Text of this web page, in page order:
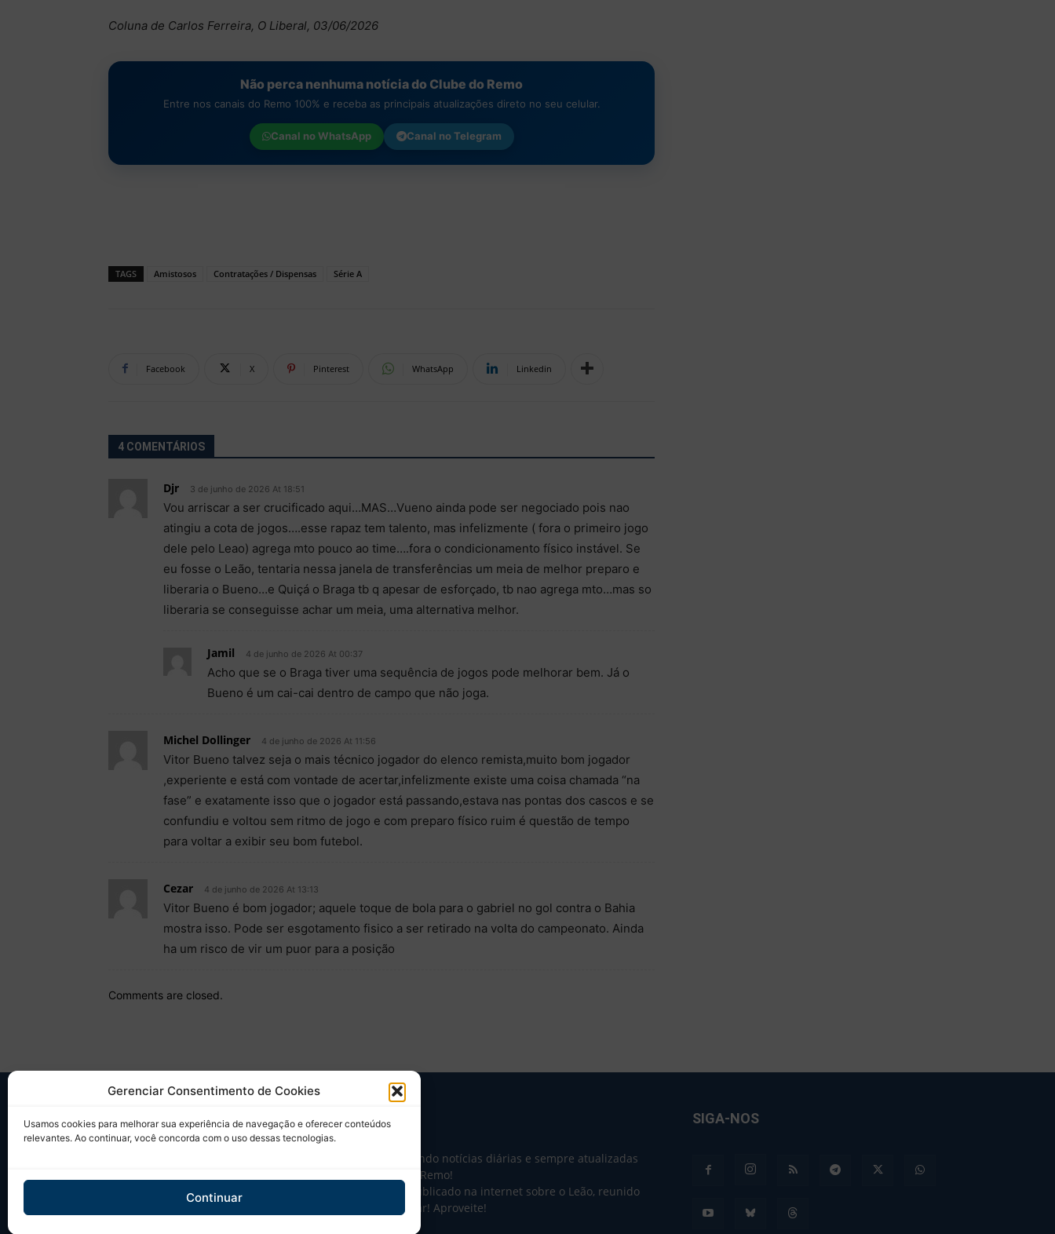
Gerenciar Consentimento de Cookies
Usamos cookies para melhorar sua experiência de navegação e oferecer conteúdos
relevantes. Ao continuar, você concorda com o uso dessas tecnologias.
Continuar
Coluna de Carlos Ferreira, O Liberal, 03/06/2026
Não perca nenhuma notícia do Clube do Remo
Entre nos canais do Remo 100% e receba as principais atualizações direto no seu celular.
Canal noWhatsApp Canal noTelegram
TAGS Amistosos Contratações / Dispensas Série A
Facebook X Pinterest WhatsApp Linkedin
4 COMENTÁRIOS
Djr 3 de junho de 2026 At 18:51
Vou arriscar a ser crucificado aqui…MAS…Vueno ainda pode ser negociado pois nao
atingiu a cota de jogos….esse rapaz tem talento, mas infelizmente ( fora o primeiro jogo
dele pelo Leao) agrega mto pouco ao time….fora o condicionamento físico instável. Se
eu fosse o Leão, tentaria nessa janela de transferências um meia de melhor preparo e
liberaria o Bueno…e Quiçá o Braga tb q apesar de esforçado, tb nao agrega mto…mas so
liberaria se conseguisse achar um meia, uma alternativa melhor.
Jamil 4 de junho de 2026 At 00:37
Acho que se o Braga tiver uma sequência de jogos pode melhorar bem. Já o
Bueno é um cai-cai dentro de campo que não joga.
Michel Dollinger 4 de junho de 2026 At 11:56
Vitor Bueno talvez seja o mais técnico jogador do elenco remista,muito bom jogador
,experiente e está com vontade de acertar,infelizmente existe uma coisa chamada “na
fase” e exatamente isso que o jogador está passando,estava nas pontas dos cascos e se
confundiu e voltou sem ritmo de jogo e com preparo físico ruim é questão de tempo
para voltar a exibir seu bom futebol.
Cezar 4 de junho de 2026 At 13:13
Vitor Bueno é bom jogador; aquele toque de bola para o gabriel no gol contra o Bahia
mostra isso. Pode ser esgotamento fisico a ser retirado na volta do campeonato. Ainda
ha um risco de vir um puor para a posição
Comments are closed.
SOBRE NÓS
Desde 2004 trazendo notícias diárias e sempre atualizadas
sobre o Clube do Remo!
Tudo o que sai publicado na internet sobre o Leão, reunido
em um único lugar! Aproveite!
SIGA-NOS